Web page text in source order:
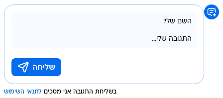
בשליחת התגובה אני מסכים לתנאי השימוש